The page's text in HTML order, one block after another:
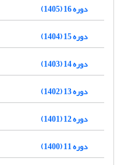
دوره 16 (1405)
دوره 15 (1404)
دوره 14 (1403)
دوره 13 (1402)
دوره 12 (1401)
دوره 11 (1400)